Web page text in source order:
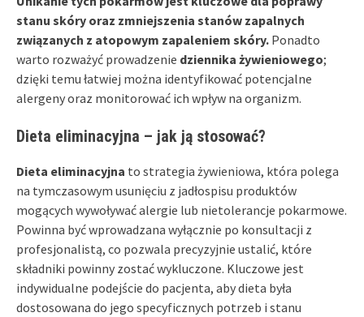
stanu skóry oraz zmniejszenia stanów zapalnych
związanych z atopowym zapaleniem skóry. Ponadto
warto rozważyć prowadzenie dziennika żywieniowego;
dzięki temu łatwiej można identyfikować potencjalne
alergeny oraz monitorować ich wpływ na organizm.
Dieta eliminacyjna – jak ją stosować?
Dieta eliminacyjna to strategia żywieniowa, która polega
na tymczasowym usunięciu z jadłospisu produktów
mogących wywoływać alergie lub nietolerancje pokarmowe.
Powinna być wprowadzana wyłącznie po konsultacji z
profesjonalistą, co pozwala precyzyjnie ustalić, które
składniki powinny zostać wykluczone. Kluczowe jest
indywidualne podejście do pacjenta, aby dieta była
dostosowana do jego specyficznych potrzeb i stanu